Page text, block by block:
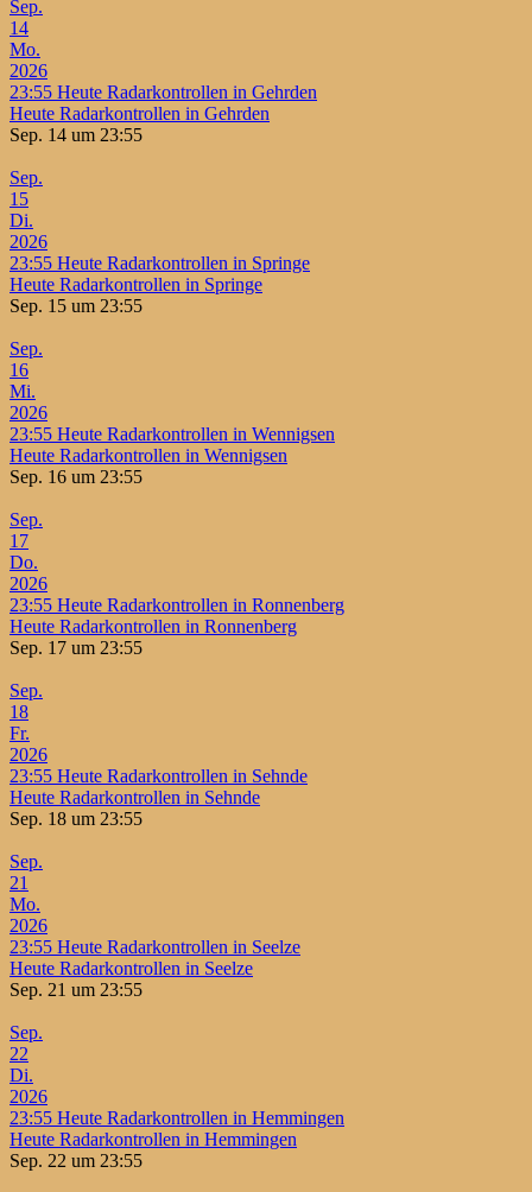
Sep.
14
Mo.
2026
23:55 Heute Radarkontrollen in Gehrden
Heute Radarkontrollen in Gehrden
Sep. 14 um 23:55
Sep.
15
Di.
2026
23:55 Heute Radarkontrollen in Springe
Heute Radarkontrollen in Springe
Sep. 15 um 23:55
Sep.
16
Mi.
2026
23:55 Heute Radarkontrollen in Wennigsen
Heute Radarkontrollen in Wennigsen
Sep. 16 um 23:55
Sep.
17
Do.
2026
23:55 Heute Radarkontrollen in Ronnenberg
Heute Radarkontrollen in Ronnenberg
Sep. 17 um 23:55
Sep.
18
Fr.
2026
23:55 Heute Radarkontrollen in Sehnde
Heute Radarkontrollen in Sehnde
Sep. 18 um 23:55
Sep.
21
Mo.
2026
23:55 Heute Radarkontrollen in Seelze
Heute Radarkontrollen in Seelze
Sep. 21 um 23:55
Sep.
22
Di.
2026
23:55 Heute Radarkontrollen in Hemmingen
Heute Radarkontrollen in Hemmingen
Sep. 22 um 23:55